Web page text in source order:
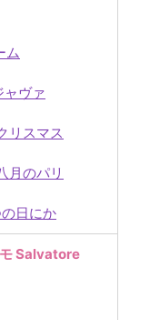
ム
ヴァ
リスマス
月のパリ
日にか
Salvatore